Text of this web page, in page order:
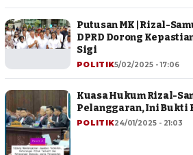
Putusan MK | Rizal-
DPRD Dorong
Sigi
POLITIK5/02/2025 - 17:06
Kuasa Hukum Rizal-
Pelanggaran, Ini Bukti
POLITIK24/01/2025 - 21:03